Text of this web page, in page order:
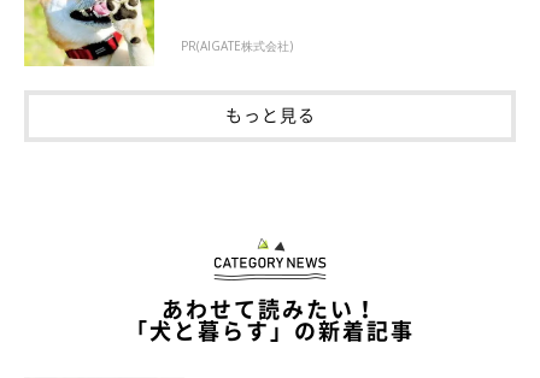
PR(AIGATE株式会社)
もっと見る
あわせて読みたい！
「犬と暮らす」の新着記事